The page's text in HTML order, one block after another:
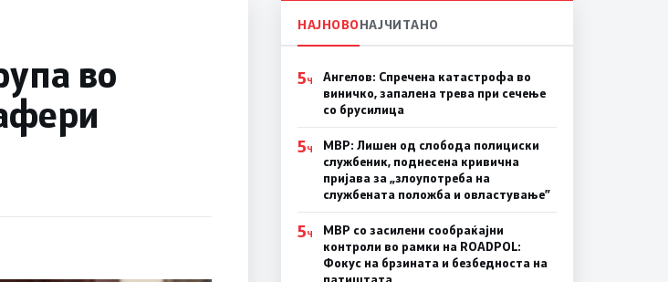
во
НАЈНОВОНАЈЧИТАНО
5Ч
Ангелов: Спречена катастрофа во
виничко, запалена трева при сечење
со брусилица
5Ч
МВР: Лишен од слобода полициски
службеник, поднесена кривична
пријава за „злоупотреба на
службената положба и овластување”
5Ч
МВР со засилени сообраќајни
контроли во рамки на ROADPOL:
Фокус на брзината и безбедноста на